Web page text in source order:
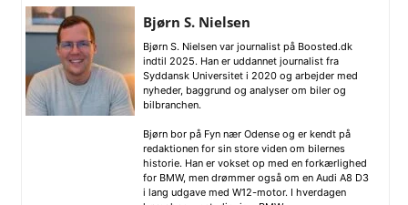
Bjørn S. Nielsen
Bjørn S. Nielsen var journalist på Boosted.dk
indtil 2025. Han er uddannet journalist fra
Syddansk Universitet i 2020 og arbejder med
nyheder, baggrund og analyser om biler og
bilbranchen.
Bjørn bor på Fyn nær Odense og er kendt på
redaktionen for sin store viden om bilernes
historie. Han er vokset op med en forkærlighed
for BMW, men drømmer også om en Audi A8 D3
i lang udgave med W12-motor. I hverdagen